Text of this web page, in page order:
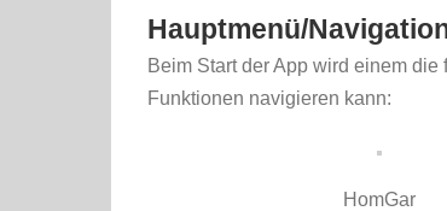
Hauptmenü/
Beim Start der App wird einem
Funktionen navigieren kann:
HomGar